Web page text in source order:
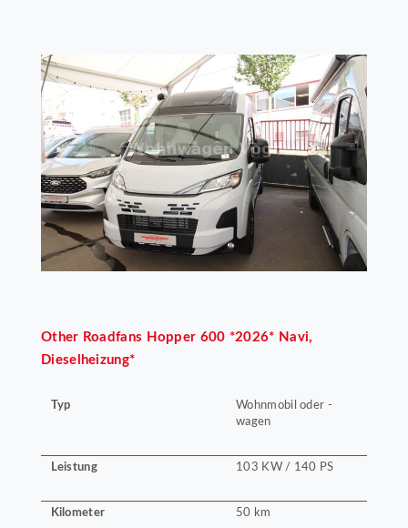
Other Roadfans Hopper 600 *2026* Navi,
Dieselheizung*
Typ
Wohnmobil oder -
wagen
Leistung 103 KW / 140 PS
Kilometer 50 km